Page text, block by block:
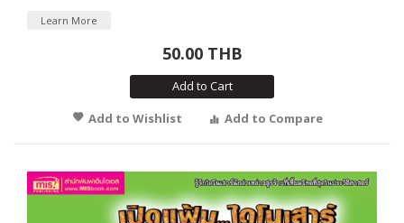
Learn More
50.00 THB
Add to Cart
Add to Wishlist
Add to Compare